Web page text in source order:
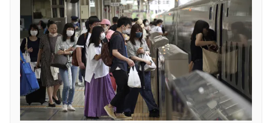
THỜI BÁO VTV
Theo dõi báo trên